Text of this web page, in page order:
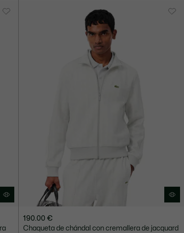
190.00 €
Chaqueta de chándal con cremallera de jacquard